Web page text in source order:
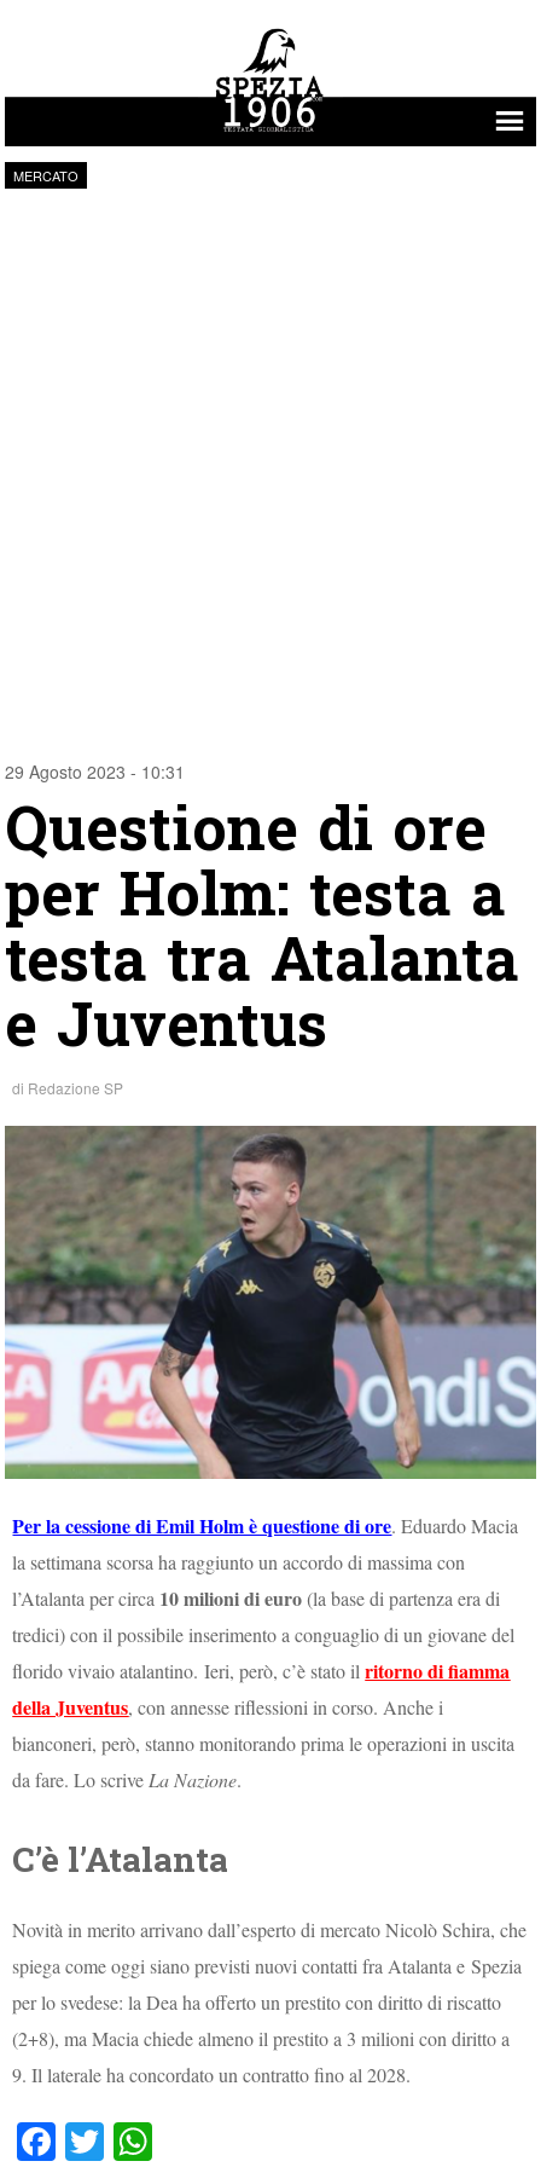
Vai al contenuto
MERCATO
29 Agosto 2023 - 10:31
Questione di ore
per Holm: testa a
testa tra Atalanta
e Juventus
di Redazione SP
Per la cessione di Emil Holm è questione di ore. Eduardo Macia
la settimana scorsa ha raggiunto un accordo di massima con
l’Atalanta per circa 10 milioni di euro(la base di partenza era di
tredici) con il possibile inserimento a conguaglio di un giovane del
florido vivaio atalantino.Ieri, però, c’è stato ilritorno di fiamma
della Juventus, con annesse riflessioni in corso. Anche i
bianconeri, però, stanno monitorando prima le operazioni in uscita
da fare. Lo scriveLa Nazione.
C’è l’Atalanta
Novità in merito arrivano dall’esperto di mercato Nicolò Schira, che
spiega come oggi siano previsti nuovi contatti fra Atalanta e Spezia
per lo svedese: la Dea ha offerto un prestito con diritto di riscatto
(2+8), ma Macia chiede almeno il prestito a 3 milioni con diritto a
9. Il laterale ha concordato un contratto fino al 2028.
Fa T